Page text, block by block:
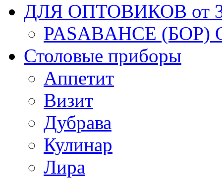
ДЛЯ ОПТОВИКОВ от
PASABAHCE (БОР)
Столовые приборы
Аппетит
Визит
Дубрава
Кулинар
Лира